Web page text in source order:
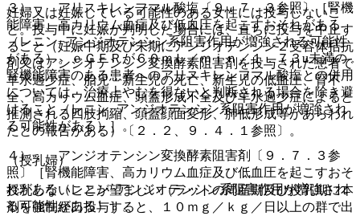
妊婦又は妊娠している可能性のある女性には投与しないこ
と。投与中に妊娠が判明した場合には、直ちに投与を中止す
ること（妊娠中期及び末期にアンジオテンシン２受容体拮抗
剤又はアンジオテンシン変換酵素阻害剤を投与された患者で
羊水過少症、胎児・新生児の死亡、新生児の低血圧、腎不
全、高カリウム血症、頭蓋形成不全及び羊水過少症によると
推測される四肢拘縮、頭蓋顔面変形、肺低形成等があらわれ
たとの報告がある）〔２．２、９．４．１参照〕。
（授乳婦）
授乳しないことが望ましい（ラットの周産期及び授乳期に本
剤を強制経口投与すると、１０ｍｇ／ｋｇ／日以上の群で出
３）． アリスキレンフマル酸塩〔９．７．３参照〕［腎機
能障害、高カリウム血症及び低血圧を起こすおそれがある
（レニン−アンジオテンシン系阻害作用が増強される可能性
がある）。ｅＧＦＲが６０ｍＬ／ｍｉｎ／１．７３u未満の
腎機能障害のある患者へのアリスキレンフマル酸塩との併用
については、治療上やむを得ないと判断される場合を除き避
けること（レニン−アンジオテンシン系阻害作用が増強され
る可能性がある）］。
４）． アンジオテンシン変換酵素阻害剤〔９．７．３参
照〕［腎機能障害、高カリウム血症及び低血圧を起こすおそ
れがある（レニン−アンジオテンシン系阻害作用が増強され
る可能性がある）］。